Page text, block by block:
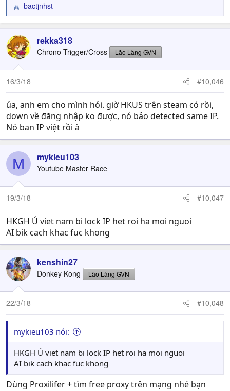
R
e
c
t
i
o
n
bactjnhst
rekka318
Chrono Trigger/Cross Lão Làng GVN
16/3/18 #10,046
ủa, anh em cho mình hỏi. giờ HKUS trên steam có rồi,
down về đăng nhập ko được, nó bảo detected same IP.
Nó ban IP việt rồi à
M mykieu103
Youtube Master Race
19/3/18 #10,047
HKGH Ú viet nam bi lock IP het roi ha moi nguoi
AI bik cach khac fuc khong
kenshin27
Donkey Kong Lão Làng GVN
22/3/18 #10,048
mykieu103 nói:
HKGH Ú viet nam bi lock IP het roi ha moi nguoi
AI bik cach khac fuc khong
Dùng Proxilifer + tìm free proxy trên mạng nhé bạn